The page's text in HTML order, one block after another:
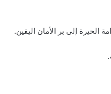
الحيرة إلى بر الأمان اليقين.